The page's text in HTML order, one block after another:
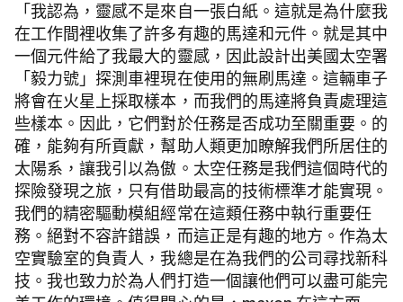
「我認為，靈感不是來自一張白紙。這就是為什麼我
在工作間裡收集了許多有趣的馬達和元件。就是其中
一個元件給了我最大的靈感，因此設計出美國太空署
「毅力號」探測車裡現在使用的無刷馬達。這輛車子
將會在火星上採取樣本，而我們的馬達將負責處理這
些樣本。因此，它們對於任務是否成功至關重要。的
確，能夠有所貢獻，幫助人類更加瞭解我們所居住的
太陽系，讓我引以為傲。太空任務是我們這個時代的
探險發現之旅，只有借助最高的技術標準才能實現。
我們的精密驅動模組經常在這類任務中執行重要任
務。絕對不容許錯誤，而這正是有趣的地方。作為太
空實驗室的負責人，我總是在為我們的公司尋找新科
技。我也致力於為人們打造一個讓他們可以盡可能完